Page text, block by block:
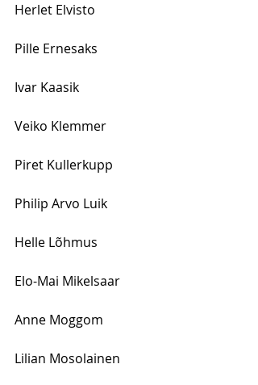
Herlet Elvisto
Pille Ernesaks
Ivar Kaasik
Veiko Klemmer
Piret Kullerkupp
Philip Arvo Luik
Helle Lõhmus
Elo-Mai Mikelsaar
Anne Moggom
Lilian Mosolainen